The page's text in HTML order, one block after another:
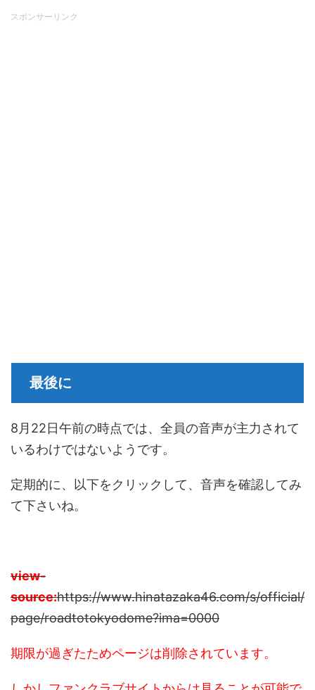
スポンサーリンク
最後に
8月22日午前の時点では、全員の音声が主力されて
いるわけではないようです。
定期的に、以下をクリックして、音声を確認してみ
て下さいね。
view-
source:https://www.hinatazaka46.com/s/official/
page/roadtotokyodome?ima=0000
期限が過ぎたためページは削除されています。